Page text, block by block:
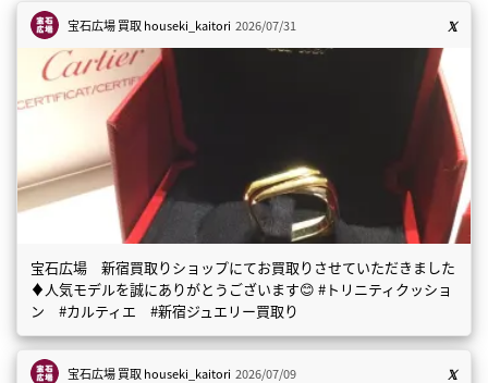
宝石広場 買取houseki_kaitori 2026/07/31
宝石広場 新宿買取りショップにてお買取りさせていただきました
♦️人気モデルを誠にありがとうございます😊 #トリニティクッショ
ン #カルティエ #新宿ジュエリー買取り
宝石広場 買取houseki_kaitori 2026/07/09